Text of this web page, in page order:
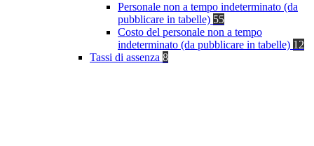
Personale non a tempo indeterminato (da
pubblicare in tabelle) 55
Costo del personale non a tempo
indeterminato (da pubblicare in tabelle) 12
Tassi di assenza 8